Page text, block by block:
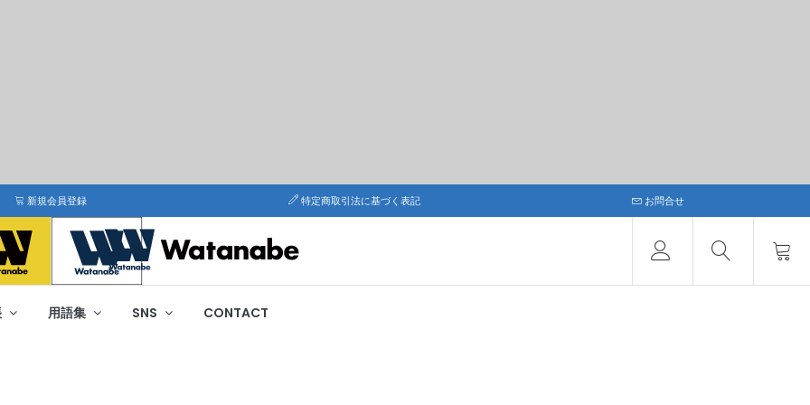
新規会員登録 特定商取引法に基づく表記 お問合せ
用語集 SNS CONTACT